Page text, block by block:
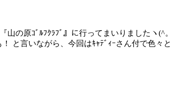
山の原ｺﾞﾙﾌｸﾗﾌﾞ』に行ってまいりましたヽ
と言いながら、今回はｷｬﾃﾞｨｰさん付で色々